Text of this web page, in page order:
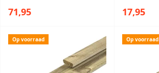
71,95 17,95
Op voorraad Op voorraad